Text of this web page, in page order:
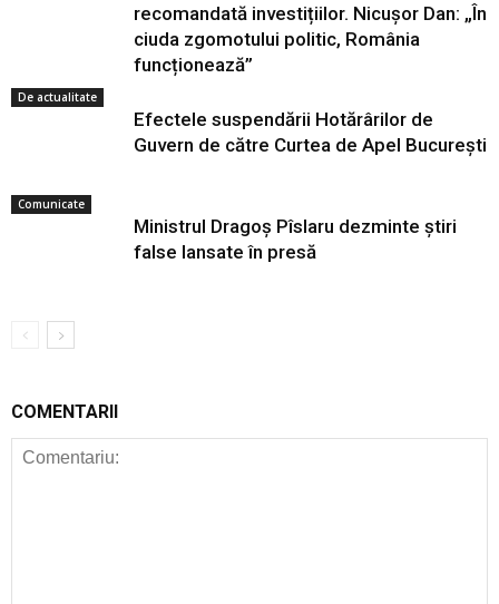
recomandată investițiilor. Nicușor Dan: „În
ciuda zgomotului politic, România
funcționează”
De actualitate
Efectele suspendării Hotărârilor de
Guvern de către Curtea de Apel București
Comunicate
Ministrul Dragoș Pîslaru dezminte știri
false lansate în presă
COMENTARII